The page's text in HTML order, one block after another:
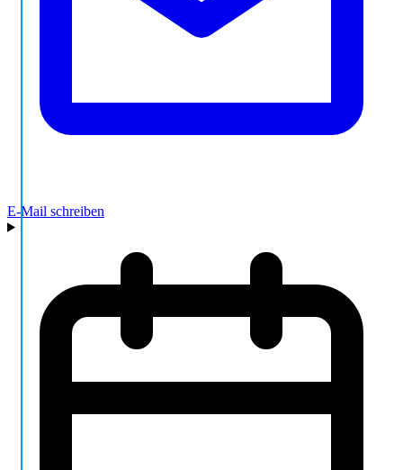
E-Mail schreiben